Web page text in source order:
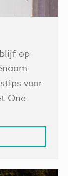
op
voor
One